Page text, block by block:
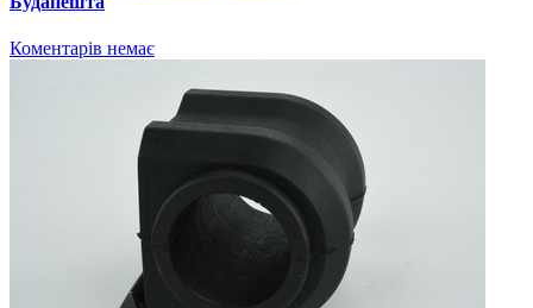
Коментарів немає